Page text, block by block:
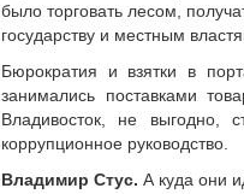
было торговать лесом,
государству и местным
Бюрократия и взятки в
занимались поставками
Владивосток, не выгодно,
коррупционное руководство.
Владимир Стус. А куда они